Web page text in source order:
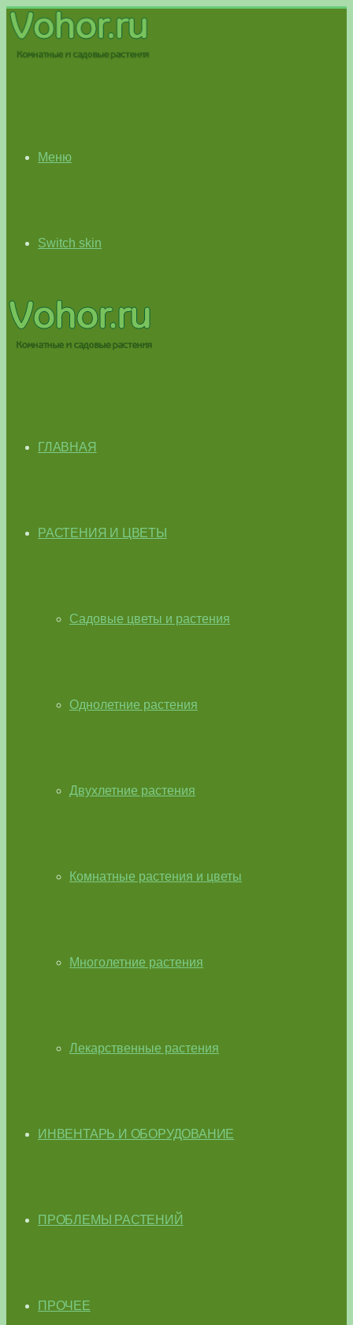
Меню
Switch skin
ГЛАВНАЯ
РАСТЕНИЯ И ЦВЕТЫ
Садовые цветы и растения
Однолетние растения
Двухлетние растения
Комнатные растения и цветы
Многолетние растения
Лекарственные растения
ИНВЕНТАРЬ И ОБОРУДОВАНИЕ
ПРОБЛЕМЫ РАСТЕНИЙ
ПРОЧЕЕ